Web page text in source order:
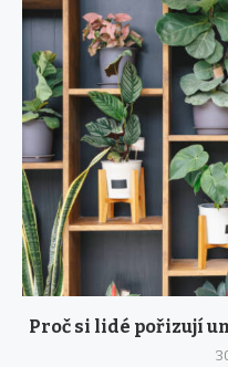
Proč si lidé pořizují